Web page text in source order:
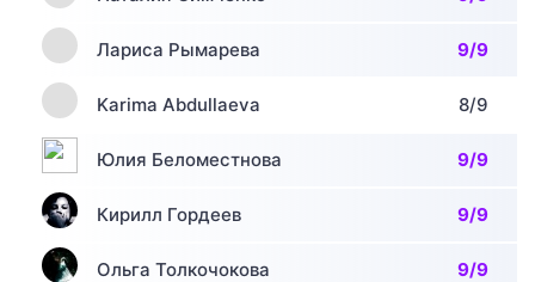
Лариса Рымарева 9/9
Karima Abdullaeva 8/9
Юлия Беломестнова 9/9
Кирилл Гордеев 9/9
Ольга Толкочокова 9/9